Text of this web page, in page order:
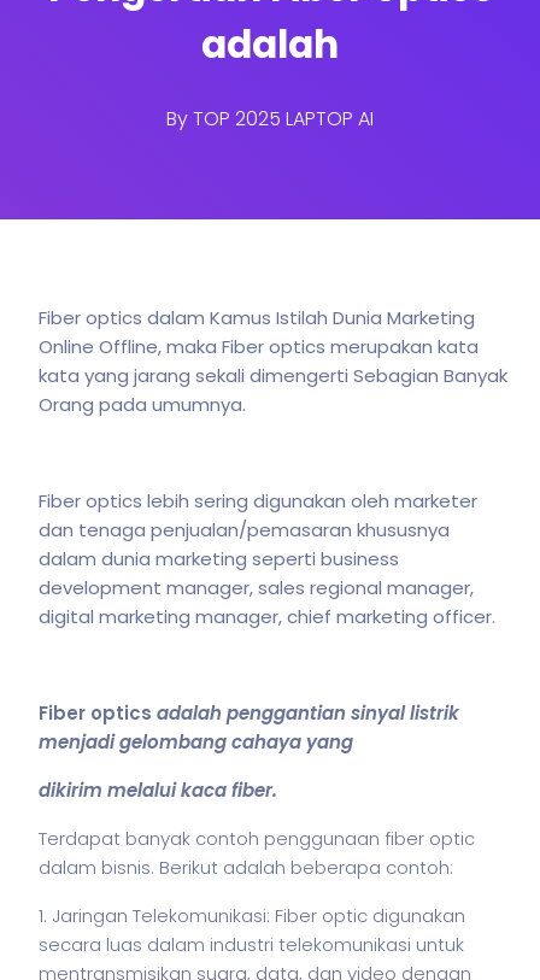
adalah
ByTOP 2025 LAPTOP AI
Fiber optics dalam Kamus Istilah Dunia Marketing
Online Offline, maka Fiber optics merupakan kata
kata yang jarang sekali dimengerti Sebagian Banyak
Orang pada umumnya.
Fiber optics lebih sering digunakan oleh marketer
dan tenaga penjualan/pemasaran khususnya
dalam dunia marketing seperti business
development manager, sales regional manager,
digital marketing manager, chief marketing officer.
Fiber optics adalah penggantian sinyal listrik
menjadi gelombang cahaya yang
dikirim melalui kaca fiber.
Terdapat banyak contoh penggunaan fiber optic
dalam bisnis. Berikut adalah beberapa contoh:
1. Jaringan Telekomunikasi: Fiber optic digunakan
secara luas dalam industri telekomunikasi untuk
mentransmisikan suara, data, dan video dengan